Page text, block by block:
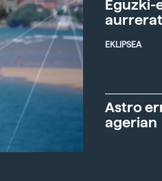
Eguzki-
EKLIPSEA
Astro
agerian